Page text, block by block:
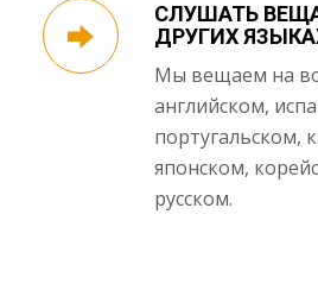
СЛУШАТЬ
ДРУГИХ
Мы вещаем на
английском,
португальском,
японском,
русском.